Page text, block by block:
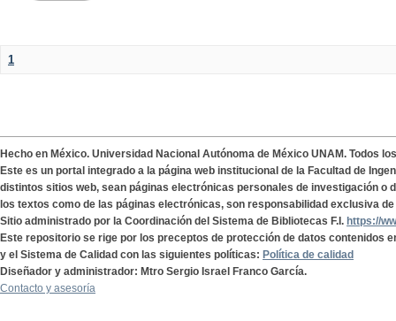
1
Hecho en México. Universidad Nacional Autónoma de México UNAM. Todos
Este es un portal integrado a la página web institucional de la Facultad de
distintos sitios web, sean páginas electrónicas personales de investigación o
los textos como de las páginas electrónicas, son responsabilidad exclusiva
Sitio administrado por la Coordinación del Sistema de Bibliotecas F.I. https://
Este repositorio se rige por los preceptos de protección de datos contenidos
y el Sistema de Calidad con las siguientes políticas: Política de calidad
Diseñador y administrador: Mtro Sergio Israel Franco García.
Contacto y asesoría